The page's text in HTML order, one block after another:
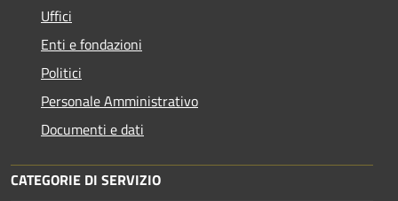
Uffici
Enti e fondazioni
Politici
Personale Amministrativo
Documenti e dati
CATEGORIE DI SERVIZIO